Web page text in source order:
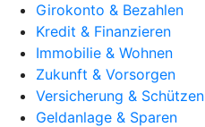
Girokonto & Bezahlen
Kredit & Finanzieren
Immobilie & Wohnen
Zukunft & Vorsorgen
Versicherung & Schützen
Geldanlage & Sparen